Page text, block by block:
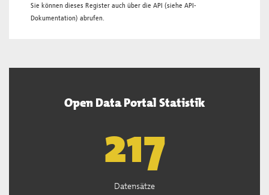
Sie können dieses Register auch über die API (siehe API-
Dokumentation) abrufen.
Open Data Portal Statistik
219
Datensätze